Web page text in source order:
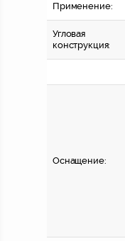
Применение:
Угловая
конструкция:
Оснащение: